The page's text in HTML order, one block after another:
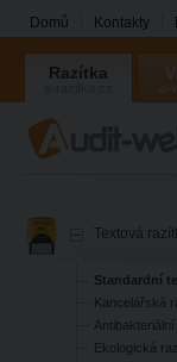
Domů Kontakty
Razítka
Textová
Standardní
Kancelářská
Ekologická